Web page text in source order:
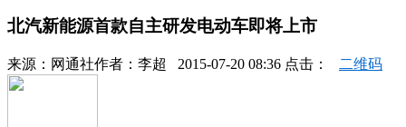
北汽新能源首款自主研发电动车即将上市
来源： 网通社作者： 李超 2015-07-20 08:36 点击： 二维码